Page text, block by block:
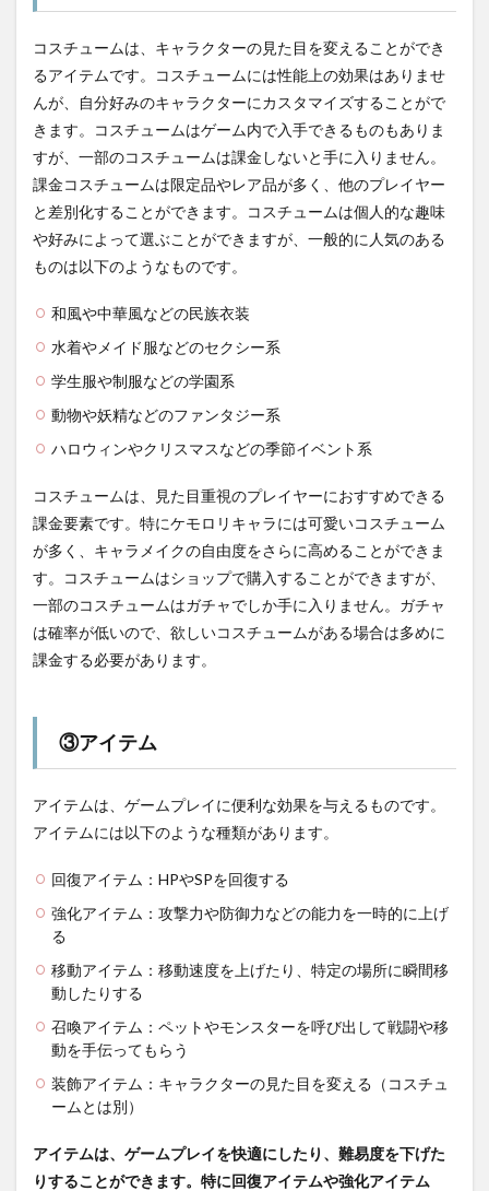
コスチュームは、キャラクターの見た目を変えることができ
るアイテムです。コスチュームには性能上の効果はありませ
んが、自分好みのキャラクターにカスタマイズすることがで
きます。コスチュームはゲーム内で入手できるものもありま
すが、一部のコスチュームは課金しないと手に入りません。
課金コスチュームは限定品やレア品が多く、他のプレイヤー
と差別化することができます。コスチュームは個人的な趣味
や好みによって選ぶことができますが、一般的に人気のある
ものは以下のようなものです。
和風や中華風などの民族衣装
水着やメイド服などのセクシー系
学生服や制服などの学園系
動物や妖精などのファンタジー系
ハロウィンやクリスマスなどの季節イベント系
コスチュームは、見た目重視のプレイヤーにおすすめできる
課金要素です。特にケモロリキャラには可愛いコスチューム
が多く、キャラメイクの自由度をさらに高めることができま
す。コスチュームはショップで購入することができますが、
一部のコスチュームはガチャでしか手に入りません。ガチャ
は確率が低いので、欲しいコスチュームがある場合は多めに
課金する必要があります。
③アイテム
アイテムは、ゲームプレイに便利な効果を与えるものです。
アイテムには以下のような種類があります。
回復アイテム：HPやSPを回復する
強化アイテム：攻撃力や防御力などの能力を一時的に上げ
る
移動アイテム：移動速度を上げたり、特定の場所に瞬間移
動したりする
召喚アイテム：ペットやモンスターを呼び出して戦闘や移
動を手伝ってもらう
装飾アイテム：キャラクターの見た目を変える（コスチュ
ームとは別）
アイテムは、ゲームプレイを快適にしたり、難易度を下げた
りすることができます。特に回復アイテムや強化アイテム